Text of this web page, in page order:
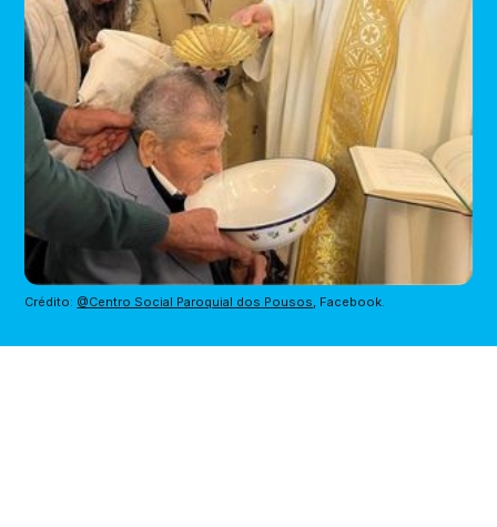
Crédito: @Centro Social Paroquial dos Pousos , Facebook.